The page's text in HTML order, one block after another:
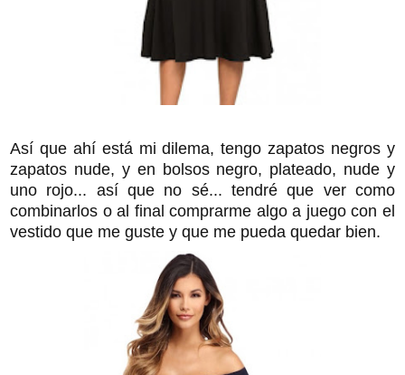
Así que ahí está mi dilema, tengo zapatos negros y
zapatos nude, y en bolsos negro, plateado, nude y
uno rojo... así que no sé... tendré que ver como
combinarlos o al final comprarme algo a juego con el
vestido que me guste y que me pueda quedar bien.